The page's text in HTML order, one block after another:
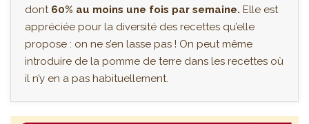
dont 60% au moins une fois par semaine. Elle est
appréciée pour la diversité des recettes qu’elle
propose : on ne s’en lasse pas ! On peut même
introduire de la pomme de terre dans les recettes où
il n’y en a pas habituellement.